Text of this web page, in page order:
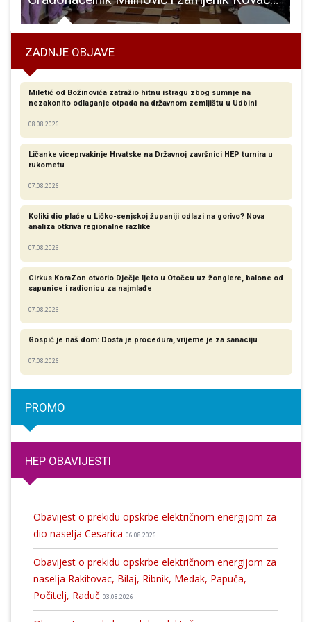
ZADNJE OBJAVE
Miletić od Božinovića zatražio hitnu istragu zbog sumnje na
nezakonito odlaganje otpada na državnom zemljištu u Udbini
08.08.2026
Ličanke viceprvakinje Hrvatske na Državnoj završnici HEP turnira u
rukometu
07.08.2026
Koliki dio plaće u Ličko-senjskoj županiji odlazi na gorivo? Nova
analiza otkriva regionalne razlike​
07.08.2026
Cirkus KoraZon otvorio Dječje ljeto u Otočcu uz žonglere, balone od
sapunice i radionicu za najmlađe
07.08.2026
Gospić je naš dom: Dosta je procedura, vrijeme je za sanaciju
07.08.2026
PROMO
HEP OBAVIJESTI
Obavijest o prekidu opskrbe električnom energijom za
dio naselja Cesarica 06.08.2026
Obavijest o prekidu opskrbe električnom energijom za
naselja Rakitovac, Bilaj, Ribnik, Medak, Papuča,
Počitelj, Raduč 03.08.2026